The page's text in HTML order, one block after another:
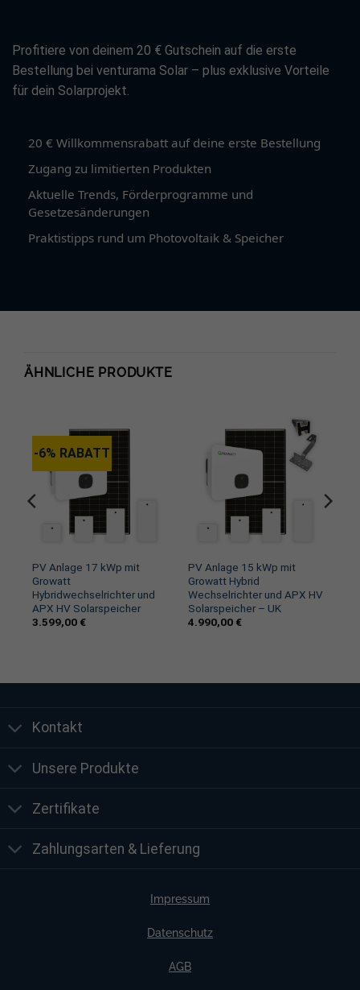
Profitiere von deinem 20 € Gutschein auf die erste
Bestellung bei venturama Solar – plus exklusive Vorteile
für dein Solarprojekt.
20 € Willkommensrabatt auf deine erste Bestellung
Zugang zu limitierten Produkten
Aktuelle Trends, Förderprogramme und
Gesetzesänderungen
Praktistipps rund um Photovoltaik & Speicher
ÄHNLICHE PRODUKTE
-6% RABATT
PV Anlage 17 kWp mit
Growatt
Hybridwechselrichter und
APX HV Solarspeicher
3.599,00 €
PV Anlage 15 kWp mit
Growatt Hybrid
Wechselrichter und APX HV
Solarspeicher – UK
4.990,00 €
Kontakt
Unsere Produkte
Zertifikate
Zahlungsarten & Lieferung
Impressum
Datenschutz
AGB